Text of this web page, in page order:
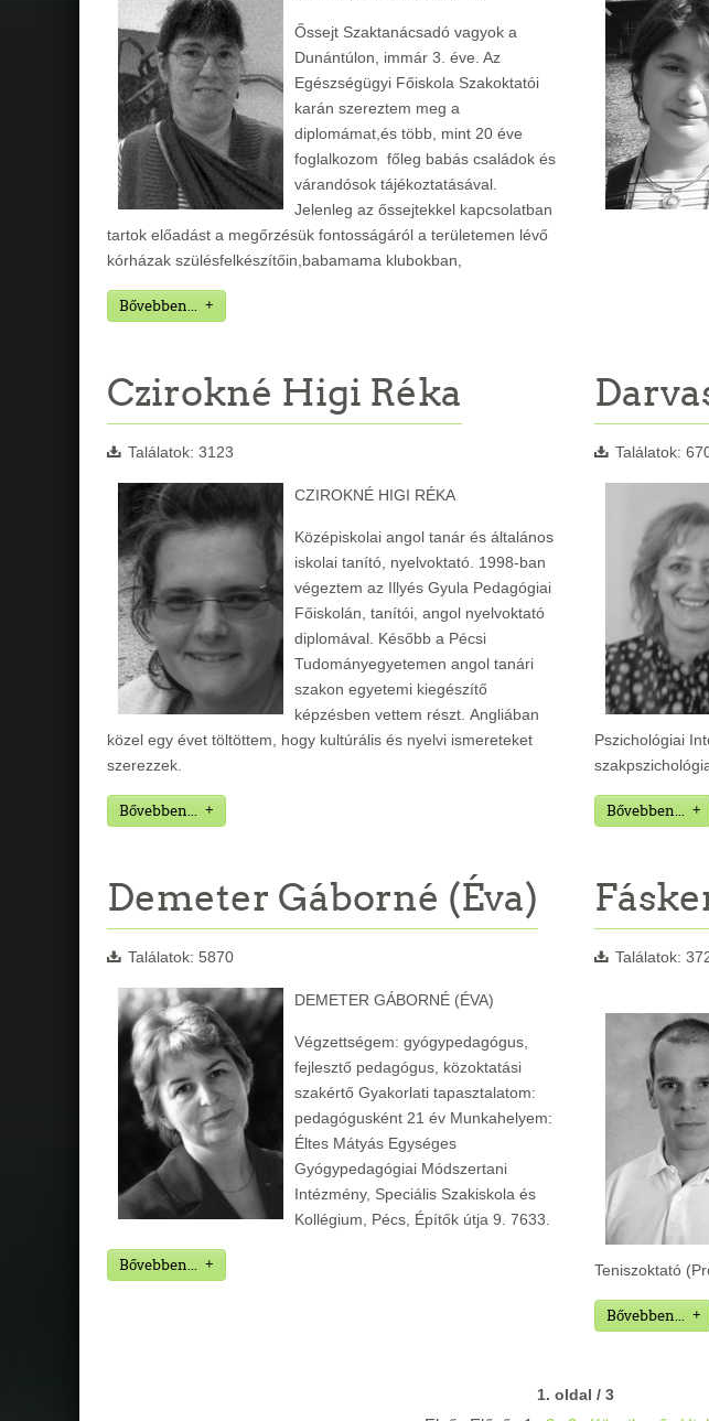
Őssejt Szaktanácsadó vagyok a
Dunántúlon, immár 3. éve. Az
Egészségügyi Főiskola Szakoktatói
karán szereztem meg a
diplomámat,és több, mint 20 éve
foglalkozom főleg babás családok és
várandósok tájékoztatásával.
Jelenleg az őssejtekkel kapcsolatban
tartok előadást a megőrzésük fontosságáról a területemen lévő
kórházak szülésfelkészítőin,babamama klubokban,
Bővebben...
Czirokné Higi Réka
Találatok: 3123
CZIROKNÉ HIGI RÉKA
Középiskolai angol tanár és általános
iskolai tanító, nyelvoktató. 1998-ban
végeztem az Illyés Gyula Pedagógiai
Főiskolán, tanítói, angol nyelvoktató
diplomával. Később a Pécsi
Tudományegyetemen angol tanári
szakon egyetemi kiegészítő
képzésben vettem részt. Angliában
közel egy évet töltöttem, hogy kultúrális és nyelvi ismereteket
szerezzek.
Bővebben...
Találatok:
Pszichológiai
Bővebben...
Demeter Gáborné (Éva)
Találatok: 5870
DEMETER GÁBORNÉ (ÉVA)
Végzettségem: gyógypedagógus,
fejlesztő pedagógus, közoktatási
szakértő Gyakorlati tapasztalatom:
pedagógusként 21 év Munkahelyem:
Éltes Mátyás Egységes
Gyógypedagógiai Módszertani
Intézmény, Speciális Szakiskola és
Kollégium, Pécs, Építők útja 9. 7633.
Bővebben...
Találatok:
Teniszoktató
Bővebben...
1. oldal / 3